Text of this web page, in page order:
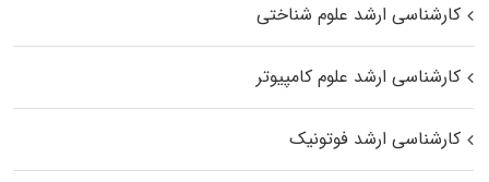
کارشناسی ارشد علوم شناختی
کارشناسی ارشد علوم کامپیوتر
کارشناسی ارشد فوتونیک